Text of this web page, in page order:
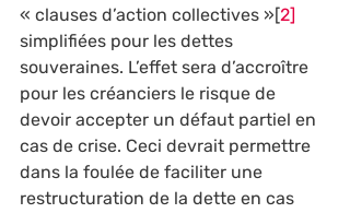
« clauses d’action collectives »[2]
simplifiées pour les dettes
souveraines. L’effet sera d’accroître
pour les créanciers le risque de
devoir accepter un défaut partiel en
cas de crise. Ceci devrait permettre
dans la foulée de faciliter une
restructuration de la dette en cas